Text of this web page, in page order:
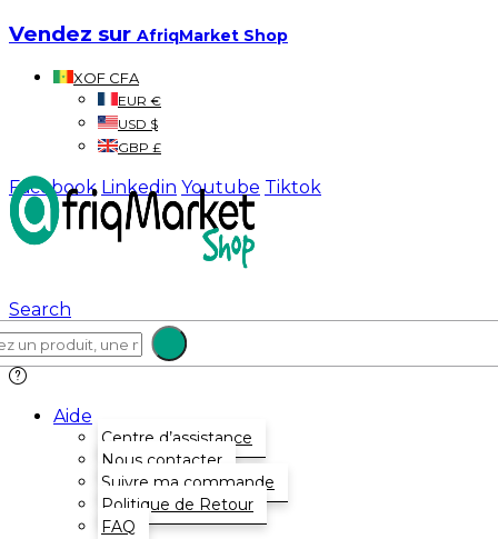
Vendez sur AfriqMarket Shop
XOF CFA
EUR €
USD $
GBP £
Facebook Linkedin Youtube Tiktok
Search
Aide
Centre d’assistance
Nous contacter
Suivre ma commande
Politique de Retour
FAQ